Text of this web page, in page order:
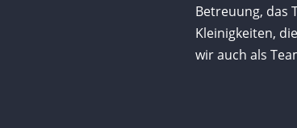
Betreuung, das
Kleinigkeiten,
wir auch als